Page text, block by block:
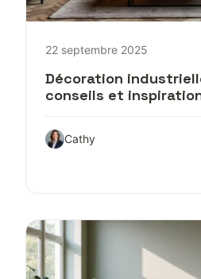
22 septembre 2025
Décoration
conseils et
Cathy